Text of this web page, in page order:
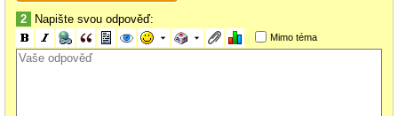
2 Napište svou odpověď:
Mimo téma